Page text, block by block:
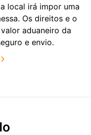
local irá impor uma
Os direitos e o
aduaneiro da
e envio.